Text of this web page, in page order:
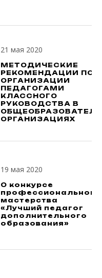
21 мая 2020
МЕТОДИЧЕСКИЕ
РЕКОМЕНДАЦИИ ПО
ОРГАНИЗАЦИИ
ПЕДАГОГАМИ
КЛАССНОГО
РУКОВОДСТВА В
ОРГАНИЗАЦИЯХ
19 мая 2020
О конкурсе
профессионального
мастерства
«Лучший педагог
дополнительного
образования»